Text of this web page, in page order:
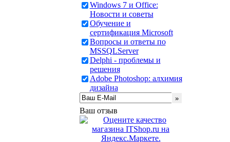
Windows 7 и Office:
Новости и советы
Обучение и
сертификация Microsoft
Вопросы и ответы по
MSSQLServer
Delphi - проблемы и
решения
Adobe Photoshop: алхимия
дизайна
Ваш отзыв